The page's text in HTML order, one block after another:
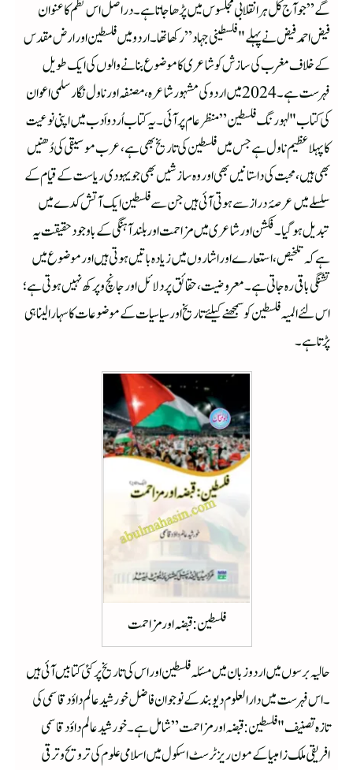
گے” جو آج کل ہر انقلابی مجلسوس میں پڑھا جاتا ہے۔ دراصل اس نظم کا عنوان
فیض احمد فیض نے پہلے "فلسطینی جہاد” رکھا تھا۔اردو میں فلسطین اور ارض مقدس
کے خلاف مغرب کی سازش کو شاعری کا موضوع بنانے والوں کی ایک طویل
فہرست ہے۔2024میں اردو کی مشہور شاعرہ ، مصنفہ اور ناول نگار سلمی اعوان
کی کتاب "لہورنگ فلسطین” منظر عام پر آئی ۔یہ کتاب اُردو اَدب میں اپنی نوعیت
کا پہلا عظیم ناول ہے جس میں فلسطین کی تاریخ بھی ہے، عرب موسیقی کی دُھنیں
بھی ہیں، محبت کی داستانیں بھی اور وہ سازشیں بھی جو یہودی ریاست کے قیام کے
سلسلے میں عرصۂ دراز سے ہوتی آئی ہیں جن سے فلسطین ایک آتش کدے میں
تبدیل ہو گیا ۔ فکشن اور شاعری میں مزاحمت اور بلند آہنگی کے باوجود حقیقت یہ
ہے کہ تلخیص، استعارے اورا شاروں میں زیادہ باتیں ہوتی ہیں اور موضوع میں
تشنگی باقی رہ جاتی ہے ۔معروضیت ، حقائق پر دلائل اور جانچ و پرکھ نہیں ہوتی ہے؛
اس لئے المیہ فلسطین کو سمجھنے کیلئے تاریخ اور سیاسیات کے موضوعات کا سہارا لینا ہی
پڑتا ہے۔
فلسطین : قبضہ اور مزاحمت
حالیہ برسوں میں اردو زبان میں مسئلہ فلسطین اور اس کی تاریخ پر کئی کتابیں آئی ہیں
۔اس فہرست میں دارالعلوم دیوبند کے نوجوان فاضل خورشید عالم داؤدقاسمی کی
تازہ تصنیف "فلسطین : قبضہ اور مزاحمت” شامل ہے ۔خورشید عالم داؤد قاسمی
افریقی ملک زامبیا کے مون ریز ٹرسٹ اسکول میں اسلامی علوم کی ترویح و ترقی